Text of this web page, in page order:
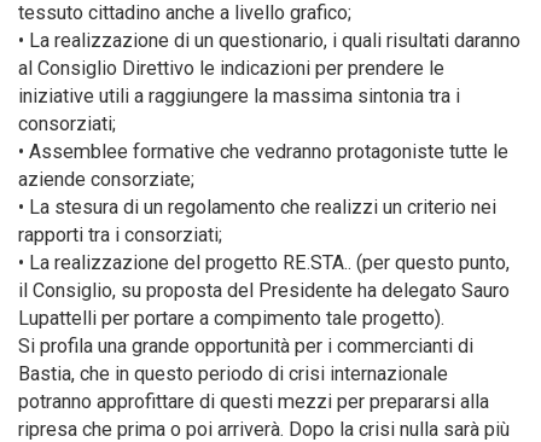
tessuto cittadino anche a livello grafico;
• La realizzazione di un questionario, i quali risultati daranno
al Consiglio Direttivo le indicazioni per prendere le
iniziative utili a raggiungere la massima sintonia tra i
consorziati;
• Assemblee formative che vedranno protagoniste tutte le
aziende consorziate;
• La stesura di un regolamento che realizzi un criterio nei
rapporti tra i consorziati;
• La realizzazione del progetto RE.STA.. (per questo punto,
il Consiglio, su proposta del Presidente ha delegato Sauro
Lupattelli per portare a compimento tale progetto).
Si profila una grande opportunità per i commercianti di
Bastia, che in questo periodo di crisi internazionale
potranno approfittare di questi mezzi per prepararsi alla
ripresa che prima o poi arriverà. Dopo la crisi nulla sarà più